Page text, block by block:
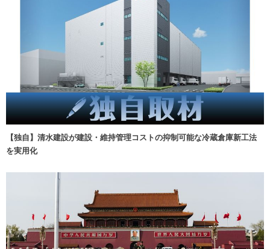
【独自】清水建設が建設・維持管理コストの抑制可能な冷蔵倉庫新工法
を実用化